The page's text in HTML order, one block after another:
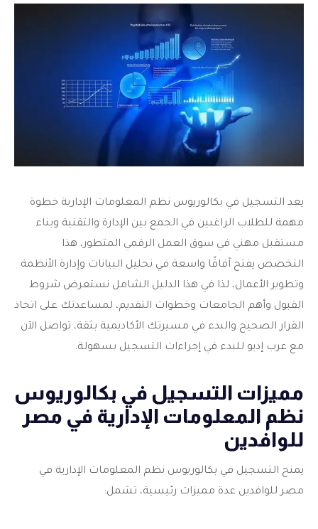
يعد التسجيل في بكالوريوس نظم المعلومات الإدارية خطوة
مهمة للطلاب الراغبين في الجمع بين الإدارة والتقنية وبناء
مستقبل مهني في سوق العمل الرقمي المتطور، هذا
التخصص يفتح آفاقًا واسعة في تحليل البيانات وإدارة الأنظمة
وتطوير الأعمال، لذا في هذا الدليل الشامل نستعرض شروط
القبول وأهم الجامعات وخطوات التقديم، لمساعدتك على اتخاذ
القرار الصحيح والبدء في مسيرتك الأكاديمية بثقة، تواصل الآن
مع عرب إديو للبدء في إجراءات التسجيل بسهولة.
مميزات التسجيل في بكالوريوس
نظم المعلومات الإدارية في مصر
للوافدين
يمنح التسجيل في بكالوريوس نظم المعلومات الإدارية في
مصر للوافدين عدة مميزات رئيسية، تشمل: